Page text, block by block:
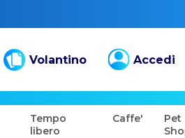
Volantino Accedi
Tempo
libero
Caffe'
Pet